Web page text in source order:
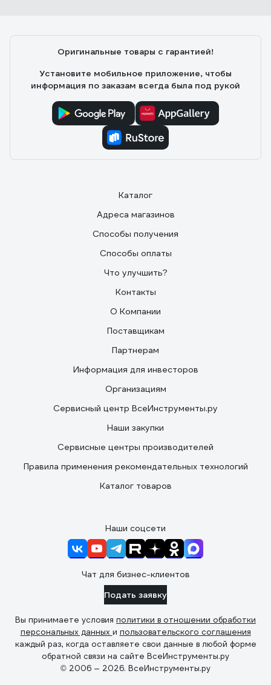
Оригинальные товары с гарантией!
Установите мобильное приложение, чтобы
информация по заказам всегда была под рукой
Каталог
Адреса магазинов
Способы получения
Способы оплаты
Что улучшить?
Контакты
О Компании
Поставщикам
Партнерам
Информация для инвесторов
Организациям
Сервисный центр ВсеИнструменты.ру
Наши закупки
Сервисные центры производителей
Правила применения рекомендательных технологий
Каталог товаров
Наши соцсети
Чат для бизнес-клиентов
Подать заявку
Вы принимаете условия политики в отношении обработки
персональных данных и пользовательского соглашения
каждый раз, когда оставляете свои данные в любой форме
обратной связи на сайте ВсеИнструменты.ру
© 2006 — 2026. ВсеИнструменты.ру